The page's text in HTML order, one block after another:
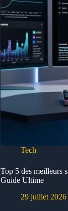
Tech
Top 5 des meilleurs
Guide Ultime
29 juillet 2026